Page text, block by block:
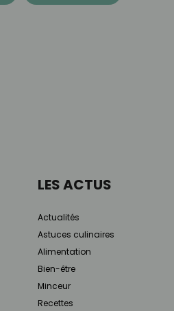
LES ACTUS
Actualités
Astuces culinaires
Alimentation
Bien-être
Minceur
Recettes